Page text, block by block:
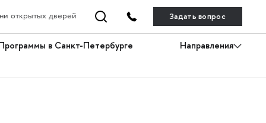
открытых дверей Задать вопрос
в Санкт-Петербурге Направления